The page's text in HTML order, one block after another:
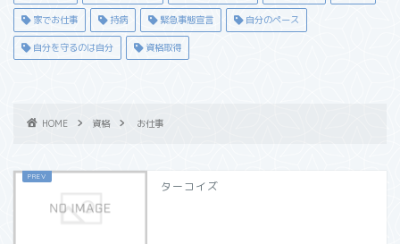
家でお仕事 持病 緊急事態宣言 自分のペース
自分を守るのは自分 資格取得
HOME 資格 お仕事
ターコイズ